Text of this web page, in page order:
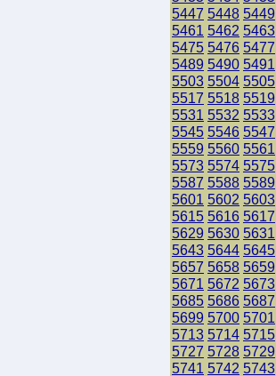
5447 5448 5449
5461 5462 5463
5475 5476 5477
5489 5490 5491
5503 5504 5505
5517 5518 5519
5531 5532 5533
5545 5546 5547
5559 5560 5561
5573 5574 5575
5587 5588 5589
5601 5602 5603
5615 5616 5617
5629 5630 5631
5643 5644 5645
5657 5658 5659
5671 5672 5673
5685 5686 5687
5699 5700 5701
5713 5714 5715
5727 5728 5729
5741 5742 5743